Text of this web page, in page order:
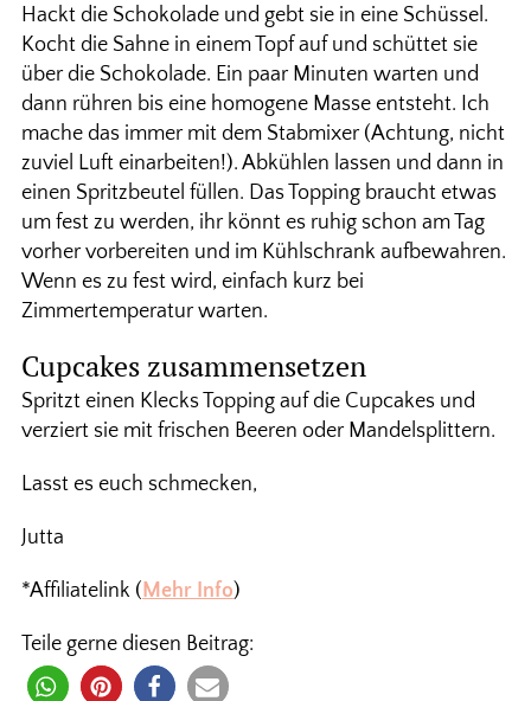
Hackt die Schokolade und gebt sie in eine Schüssel.
Kocht die Sahne in einem Topf auf und schüttet sie
über die Schokolade. Ein paar Minuten warten und
dann rühren bis eine homogene Masse entsteht. Ich
mache das immer mit dem Stabmixer (Achtung, nicht
zuviel Luft einarbeiten!). Abkühlen lassen und dann in
einen Spritzbeutel füllen. Das Topping braucht etwas
um fest zu werden, ihr könnt es ruhig schon am Tag
vorher vorbereiten und im Kühlschrank aufbewahren.
Wenn es zu fest wird, einfach kurz bei
Zimmertemperatur warten.
Cupcakes zusammensetzen
Spritzt einen Klecks Topping auf die Cupcakes und
verziert sie mit frischen Beeren oder Mandelsplittern.
Lasst es euch schmecken,
Jutta
*Affiliatelink ( Mehr Info)
Teile gerne diesen Beitrag: